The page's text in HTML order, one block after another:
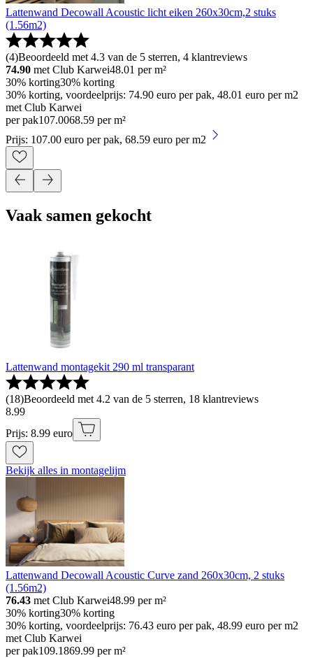
Lattenwand Decowall Acoustic licht eiken 260x30cm,2 stuks
(1.56m2)
(4)Beoordeeld met 4.3 van de 5 sterren, 4 klantreviews
74.90 met Club Karwei48.01 per m²
30% korting30% korting
30% korting, voordeelprijs: 74.90 euro per pak, 48.01 euro per m2
met Club Karwei
per pak107.0068.59 per m²
Prijs: 107.00 euro per pak, 68.59 euro per m2
Vaak samen gekocht
Lattenwand montagekit 290 ml transparant
(18)Beoordeeld met 4.2 van de 5 sterren, 18 klantreviews
8.99
Prijs: 8.99 euro
Bekijk alles in montagelijm
Lattenwand Decowall Acoustic Curve zand 260x30cm, 2 stuks
(1.56m2)
76.43 met Club Karwei48.99 per m²
30% korting30% korting
30% korting, voordeelprijs: 76.43 euro per pak, 48.99 euro per m2
met Club Karwei
per pak109.1869.99 per m²